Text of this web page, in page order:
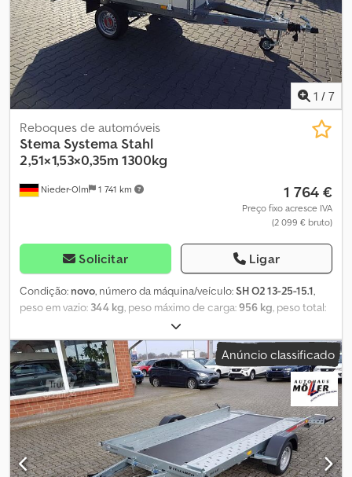
1 / 7
Nieder-Olm 1 741 km
Reboques de automóveis
Stema Systema Stahl
2,51×1,53×0,35m 1300kg
1 764 €
Preço fixo acresce IVA
(2 099 € bruto)
Solicitar Ligar
Condição: novo, número da máquina/veículo:SH O2 13-25-15.1,
peso em vazio: 344 kg , peso máximo de carga:956 kg , peso total:
1 eixo
de carga:2 510 mm, largura do espaço de carga:1 530 mm, altura
do espaço de carga:345 mm, Guarda-lamas, corrimãos e afins -
Guarda-lamas em chapa de aço com revestimento Galvalume
(revestimento de alumínio-zinco), de parede dupla - Com
proteção anticorrosiva de alta qualidade e longa durabilidade -
Com robustos fechos de alavanca angular - Guarda-lamas
rebatíveis e removíveis em todos os lados - Altura de 34,5 cm -
Dobradiças estáveis e duráveis Opções de fixação para lonas e
redes - Botões de fixação instalados para prender lonas e redes
Anúncio classificado